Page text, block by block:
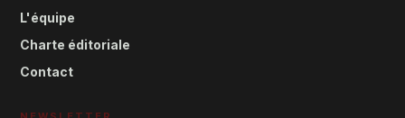
L'équipe
Charte éditoriale
Contact